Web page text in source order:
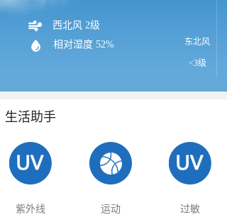
西北风 2级
相对湿度 52% 东北风
<3级
生活助手
紫外线 运动 过敏